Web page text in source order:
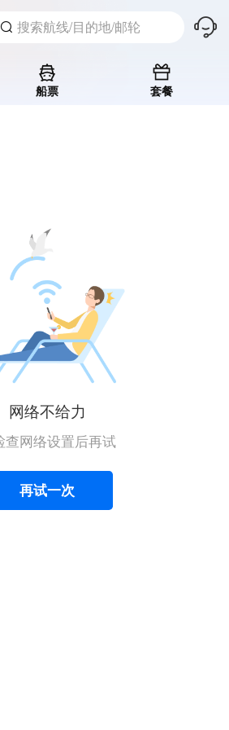
 搜索航线/目的地/邮轮 󱪩
船票 套餐
网络不给力
查网络设置后再试
再试一次